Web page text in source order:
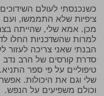
כשנכנסתי לעולם
ציפיות שלא התממשו,
מכן. אמא שלי, שהייתה
למרות שהשדכניות החלו
הבנתי שאני צריכה לעזור
סדרת קורסים של הרב נדב
טיפוליים על פי ספר
שלי וגם את היכולות.
וכולם משפיעים על הנפש.